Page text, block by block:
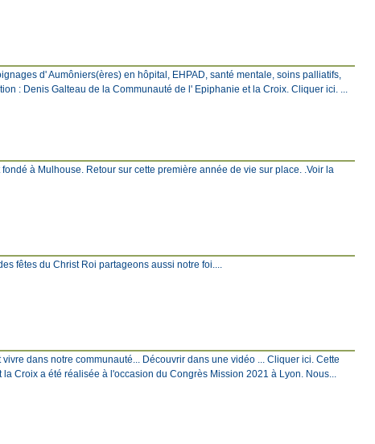
d' Aumôniers(ères) en hôpital, EHPAD, santé mentale, soins palliatifs,
: Denis Galteau de la Communauté de l' Epiphanie et la Croix. Cliquer ici. ...
à Mulhouse. Retour sur cette première année de vie sur place. .Voir la
fêtes du Christ Roi partageons aussi notre foi....
dans notre communauté... Découvrir dans une vidéo ... Cliquer ici. Cette
Croix a été réalisée à l'occasion du Congrès Mission 2021 à Lyon. Nous...